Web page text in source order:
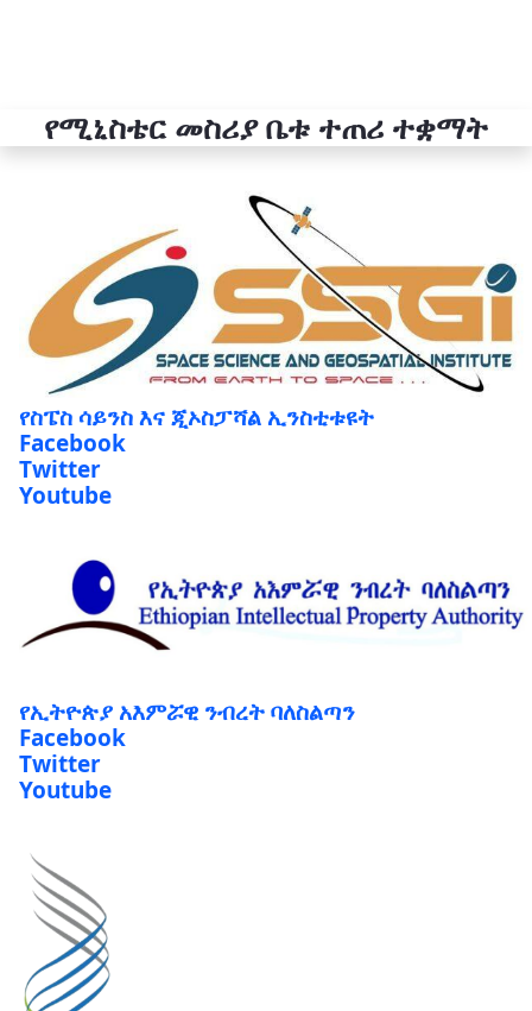
የሚኒስቴር መስሪያ ቤቱ ተጠሪ ተቋማት
የስፔስ ሳይንስ እና ጂኦስፓሻል ኢንስቲቱዩት
Facebook
Twitter
Youtube
የኢትዮጵያ አእምሯዊ ንብረት ባለስልጣን
Facebook
Twitter
Youtube